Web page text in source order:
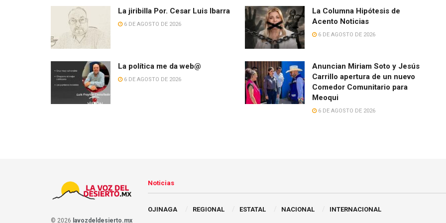
La jiribilla Por. Cesar Luis Ibarra
6 DE AGOSTO DE 2026
La Columna Hipótesis de
Acento Noticias
6 DE AGOSTO DE 2026
La política me da web@
6 DE AGOSTO DE 2026
Anuncian Miriam Soto y Jesús
Carrillo apertura de un nuevo
Comedor Comunitario para
Meoqui
6 DE AGOSTO DE 2026
© 2026 lavozdeldesierto.mx
Noticias
OJINAGA REGIONAL ESTATAL NACIONAL INTERNACIONAL